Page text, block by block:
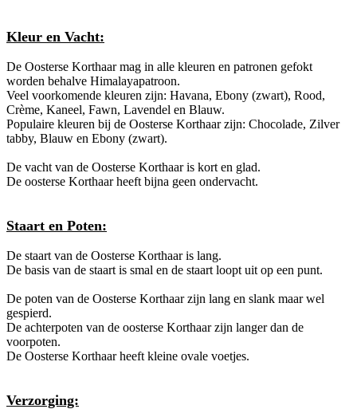
Kleur en Vacht:
De Oosterse Korthaar mag in alle kleuren en patronen gefokt
worden behalve Himalayapatroon.
Veel voorkomende kleuren zijn: Havana, Ebony (zwart), Rood,
Crème, Kaneel, Fawn, Lavendel en Blauw.
Populaire kleuren bij de Oosterse Korthaar zijn: Chocolade, Zilver
tabby, Blauw en Ebony (zwart).
De vacht van de Oosterse Korthaar is kort en glad.
De oosterse Korthaar heeft bijna geen ondervacht.
Staart en Poten:
De staart van de Oosterse Korthaar is lang.
De basis van de staart is smal en de staart loopt uit op een punt.
De poten van de Oosterse Korthaar zijn lang en slank maar wel
gespierd.
De achterpoten van de oosterse Korthaar zijn langer dan de
voorpoten.
De Oosterse Korthaar heeft kleine ovale voetjes.
Verzorging: